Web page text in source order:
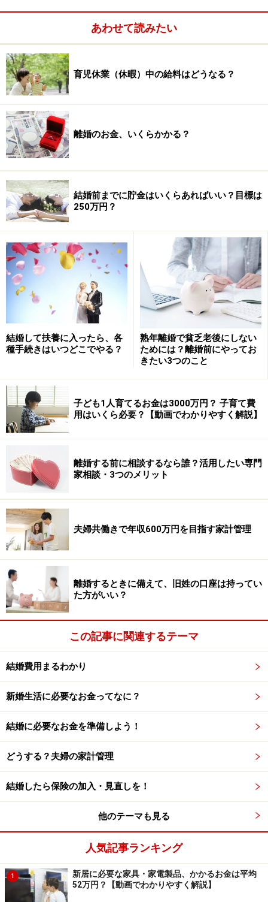
また、見積金額より実際に支払った金額が上がった人は
全体の76.5％。上がった金額はプラス100～120万円未満
が一番多くて21.6％、次にプラス40～60万円未満が
18.0％という結果になっています。
何も考えずに結婚式を決めていくと、かなりの予算オー
バーになるのは目に見えていますね。ここは賢く予算内
におさめる努力が必要なようです。
結婚式をお得に挙げる方法1 ： 日程
いつ挙げるかで大きく変わる
結婚式の費用をなるべく抑えるために一番に考えたいこ
とは、結婚式の日取り。日程によって費用はかなり違っ
てきます。
一般的に結婚式があまり行われないシーズンや日、時間
帯には割安プランなどが多くそろっています。夏や冬の
オフシーズン、仏滅や平日は多くの会場でお得なプラン
があります。混雑していない会場でゆっくりと式を挙げ
られるので、日程にこだわらない人にはおすすめです。
また、夜に挙式をするナイトウェディングも注目です。
結婚式は昼間に集中するので夜の式は安くなるところが
あります。昼よりも夜のほうが参列者も出席しやすい場
合もあります。式の食事が夕食となり、よりパーティ色
が強くなるので趣向をこらした式なども良さそうです。
このように、日や時間を変えるだけで10万円単位で料金
が安くなりそうです。ただし事前に親や親戚には確認し
ておいたほうがいいですね。人が嫌う日時にお祝いごと
で、親や両家とトラブルになるのは避けたいところで
す。
結婚式をお得に挙げる方法2 ：
会場下見は充分に、特典を利用して
会場選びも慎重に行いましょう。式場選びはお得な結婚
式をあげるための最大のポイントです。「ゼクシィ結婚
トレンド調査 2012首都圏（リクルート社調べ）」による
と、挙式、披露宴・披露パーティ総額の平均は、一般の
結婚式場で374万円、ホテル372万円、レストラン299万
円、ホテル・式場・会館内のレストラン237万円、ハウ
あわせて読みたい
育児休業（休暇）中の給料はどうなる？
離婚のお金、いくらかかる？
結婚前までに貯金はいくらあればいい？目標は
250万円？
結婚して扶養に入ったら、各
種手続きはいつどこでやる？
熟年離婚で貧乏老後にしない
ためには？離婚前にやってお
きたい3つのこと
子ども1人育てるお金は3000万円？ 子育て費
用はいくら必要？【動画でわかりやすく解説】
離婚する前に相談するなら誰？活用したい専門
家相談・3つのメリット
夫婦共働きで年収600万円を目指す家計管理
離婚するときに備えて、旧姓の口座は持ってい
た方がいい？
この記事に関連するテーマ
結婚費用まるわかり
新婚生活に必要なお金ってなに？
結婚に必要なお金を準備しよう！
どうする？夫婦の家計管理
結婚したら保険の加入・見直しを！
他のテーマも見る
人気記事ランキング
1
新居に必要な家具・家電製品、かかるお金は平均
52万円？【動画でわかりやすく解説】